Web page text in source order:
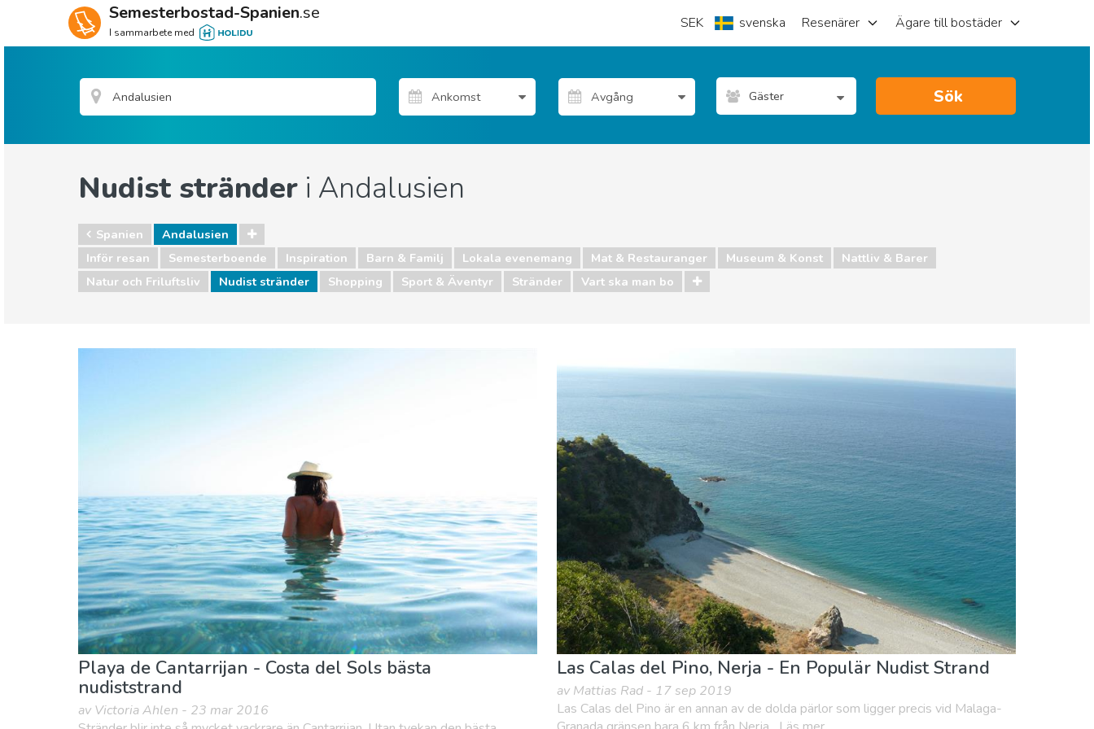
Semesterbostad-Spanien.se
I sammarbete med
SEK svenska Resenärer Ägare till bostäder
Gäster Sök
Nudist stränder i Andalusien
Spanien
Andalusien
Inför resan
Semesterboende Inspiration Barn & Familj Lokala evenemang Mat & Restauranger Museum & Konst
Nattliv & Barer
Natur och Friluftsliv
Nudist stränder Shopping Sport & Äventyr Stränder Vart ska man bo
Nattliv & Barer Natur och Friluftsliv
Playa de Cantarrijan - Costa del Sols bästa
nudiststrand
av Victoria Ahlen - 23 mar 2016
Las Calas del Pino, Nerja - En Populär Nudist Strand
av Mattias Rad - 17 sep 2019
Las Calas del Pino är en annan av de dolda pärlor som ligger precis vid Malaga-